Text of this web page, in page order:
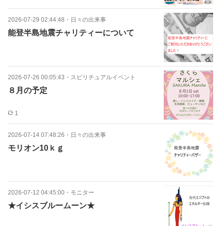
2026-07-29 02:44:48 ・ 日々の出来事
能登半島地震チャリティーについて
2026-07-26 00:05:43 ・ スピリチュアルイベント
８月の予定
1
2026-07-14 07:48:26 ・ 日々の出来事
モリオン10ｋｇ
2026-07-12 04:45:00 ・ モニター
★イシスブルームーン★